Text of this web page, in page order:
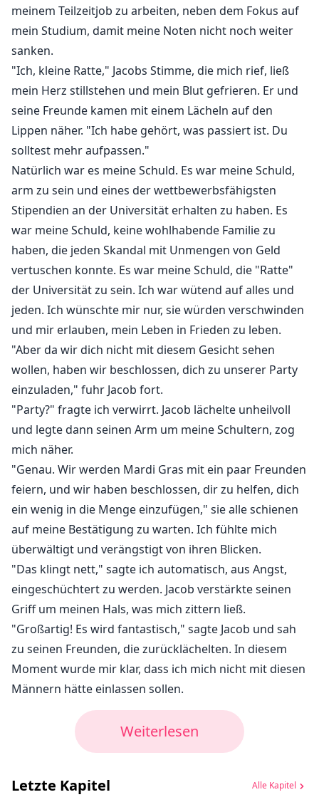
meinem Teilzeitjob zu arbeiten, neben dem Fokus auf
mein Studium, damit meine Noten nicht noch weiter
sanken.
"Ich, kleine Ratte," Jacobs Stimme, die mich rief, ließ
mein Herz stillstehen und mein Blut gefrieren. Er und
seine Freunde kamen mit einem Lächeln auf den
Lippen näher. "Ich habe gehört, was passiert ist. Du
solltest mehr aufpassen."
Natürlich war es meine Schuld. Es war meine Schuld,
arm zu sein und eines der wettbewerbsfähigsten
Stipendien an der Universität erhalten zu haben. Es
war meine Schuld, keine wohlhabende Familie zu
haben, die jeden Skandal mit Unmengen von Geld
vertuschen konnte. Es war meine Schuld, die "Ratte"
der Universität zu sein. Ich war wütend auf alles und
jeden. Ich wünschte mir nur, sie würden verschwinden
und mir erlauben, mein Leben in Frieden zu leben.
"Aber da wir dich nicht mit diesem Gesicht sehen
wollen, haben wir beschlossen, dich zu unserer Party
einzuladen," fuhr Jacob fort.
"Party?" fragte ich verwirrt. Jacob lächelte unheilvoll
und legte dann seinen Arm um meine Schultern, zog
mich näher.
"Genau. Wir werden Mardi Gras mit ein paar Freunden
feiern, und wir haben beschlossen, dir zu helfen, dich
ein wenig in die Menge einzufügen," sie alle schienen
auf meine Bestätigung zu warten. Ich fühlte mich
überwältigt und verängstigt von ihren Blicken.
"Das klingt nett," sagte ich automatisch, aus Angst,
eingeschüchtert zu werden. Jacob verstärkte seinen
Griff um meinen Hals, was mich zittern ließ.
"Großartig! Es wird fantastisch," sagte Jacob und sah
zu seinen Freunden, die zurücklächelten. In diesem
Moment wurde mir klar, dass ich mich nicht mit diesen
Männern hätte einlassen sollen.
Weiterlesen
Letzte Kapitel Alle Kapitel